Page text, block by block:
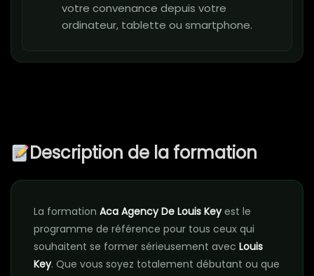
votre convenance depuis votre
ordinateur, tablette ou smartphone.
Description de la formation
La formation Aca Agency De Louis Keyest le
programme de référence pour tous ceux qui
souhaitent se former sérieusement avec Louis
Key. Que vous soyez totalement débutant ou que